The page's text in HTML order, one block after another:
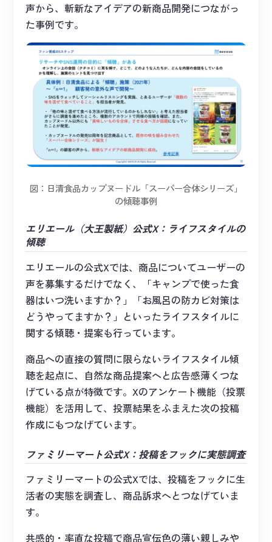
声から、斬新なアイデアの新商品開発につながっ
た事例です。
図：日清食品カップヌードル「スーパー合体シリーズ」
の傾聴事例
エリエール（大王製紙）公式X：ライフスタイルの
傾聴
エリエールの公式Xでは、商品についてユーザーの
声を募集するだけでなく、「キャンプで使った食
器はいつ洗いますか？」「お風呂の防カビ対策は
どうやってますか？」といったライフスタイルに
関する傾聴・提案も行っています。
商品への直接の質問に限らないライフスタイル傾
聴を起点に、自然な商品提案へと広告感薄くつな
げている点が特徴です。Xのアンケート機能（投票
機能）を活用して、投票結果をふまえた次の投稿
作成にもつなげています。
ファミリーマート公式X：投稿をフックに実態調査
ファミリーマートの公式Xでは、投稿をフックに生
活者の実態を調査し、商品訴求へとつなげていま
す。
共感的・率直な投稿で商品宣伝色の薄い親しみや